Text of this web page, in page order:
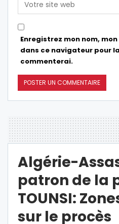
Enregistrez mon nom,
dans ce navigateur pour
commenterai.
Algérie-
patron de la
TOUNSI:
sur le procès